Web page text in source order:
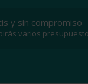
y sin compromiso
varios